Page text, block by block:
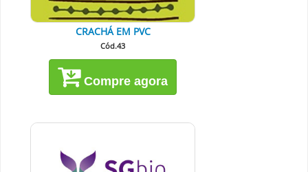
CRACHÁ EM PVC
Cód.43
Compre agora